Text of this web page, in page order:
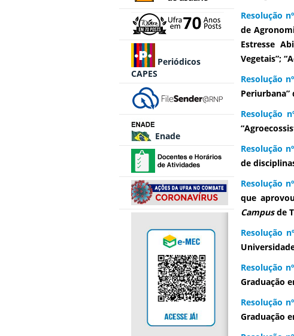
Periódicos
CAPES
Enade
Resolução
de
Estresse
Vegetais”;
Resolução
Resolução
Resolução
de
Resolução
que
Campusde
Resolução
Resolução
Graduação
Resolução
Graduação